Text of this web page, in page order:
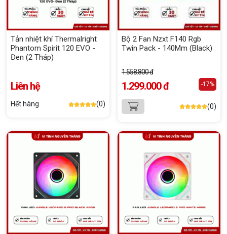
Tản nhiệt khí Thermalright
Phantom Spirit 120 EVO -
Đen (2 Tháp)
Liên hệ
Hết hàng (0)
Bộ 2 Fan Nzxt F140 Rgb
Twin Pack - 140Mm (Black)
1.558.800 đ
1.299.000 đ -17%
(0)